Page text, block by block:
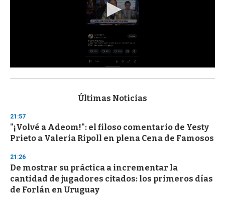
s
d
s
o
f
3
s
e
c
o
Últimas Noticias
21:57
"¡Volvé a Adeom!": el filoso comentario de Yesty
Prieto a Valeria Ripoll en plena Cena de Famosos
21:26
De mostrar su práctica a incrementar la
cantidad de jugadores citados: los primeros días
de Forlán en Uruguay